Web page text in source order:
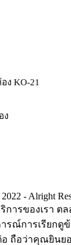
ง KO-21
ง
การของเรา ต
รณ์การเรียกดู
อ ถือว่าคุณยินย